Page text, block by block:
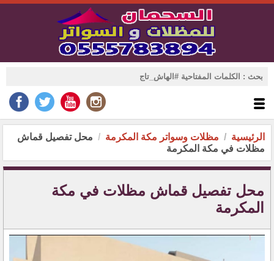
الرئيسية مظلات وسواتر مكة المكرمة
محل تفصيل قماش
مظلات في مكة المكرمة
محل تفصيل قماش مظلات في مكة
المكرمة